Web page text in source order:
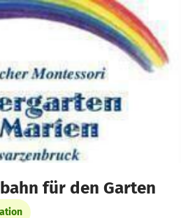
anzeigen
für den Garten